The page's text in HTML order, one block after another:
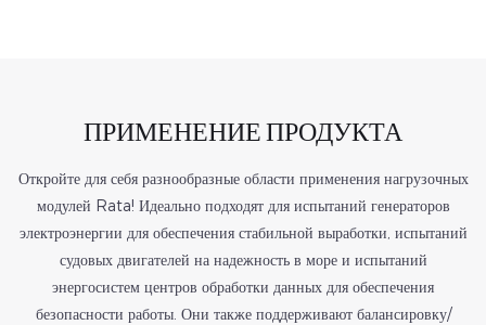
ПРИМЕНЕНИЕ ПРОДУКТА
Откройте для себя разнообразные области применения нагрузочных
модулей Rata! Идеально подходят для испытаний генераторов
электроэнергии для обеспечения стабильной выработки, испытаний
судовых двигателей на надежность в море и испытаний
энергосистем центров обработки данных для обеспечения
безопасности работы. Они также поддерживают балансировку/